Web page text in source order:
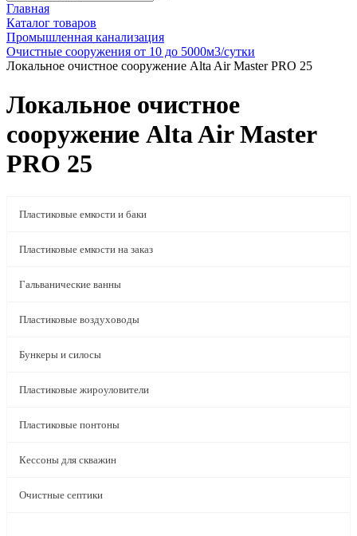
Главная
Каталог товаров
Промышленная канализация
Очистные сооружения от 10 до 5000м3/сутки
Локальное очистное сооружение Alta Air Master PRO 25
Локальное очистное
сооружение Alta Air Master
PRO 25
Пластиковые емкости и баки
Пластиковые емкости на заказ
Гальванические ванны
Пластиковые воздуховоды
Бункеры и силосы
Пластиковые жироуловители
Пластиковые понтоны
Кессоны для скважин
Очистные септики